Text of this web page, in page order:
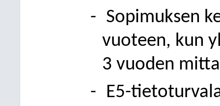
- Sopimuksen
vuoteen, kun
3 vuoden
- E5-